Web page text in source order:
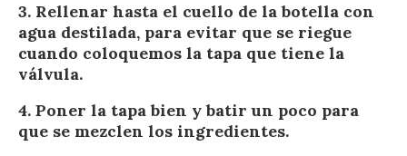
3. Rellenar hasta el cuello de la botella con
agua destilada, para evitar que se riegue
cuando coloquemos la tapa que tiene la
válvula.
4. Poner la tapa bien y batir un poco para
que se mezclen los ingredientes.